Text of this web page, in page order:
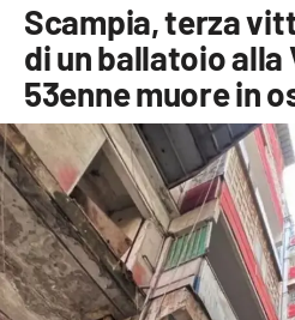
SEZIONI
Cronaca
Politica
Attualità
Economia e lavoro
Scampia, terza
di un ballatoio alla
53enne muore in